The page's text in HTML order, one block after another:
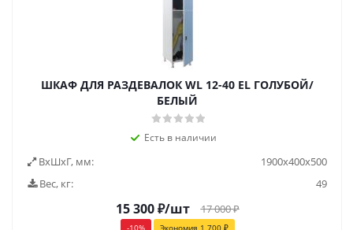
ШКАФ ДЛЯ РАЗДЕВАЛОК WL 12-40 EL ГОЛУБОЙ/
БЕЛЫЙ
Есть в наличии
ВxШxГ, мм:
1900x400x500
Вес, кг:
49
15 300₽/шт 17 000₽
-10% Экономия 1 700₽